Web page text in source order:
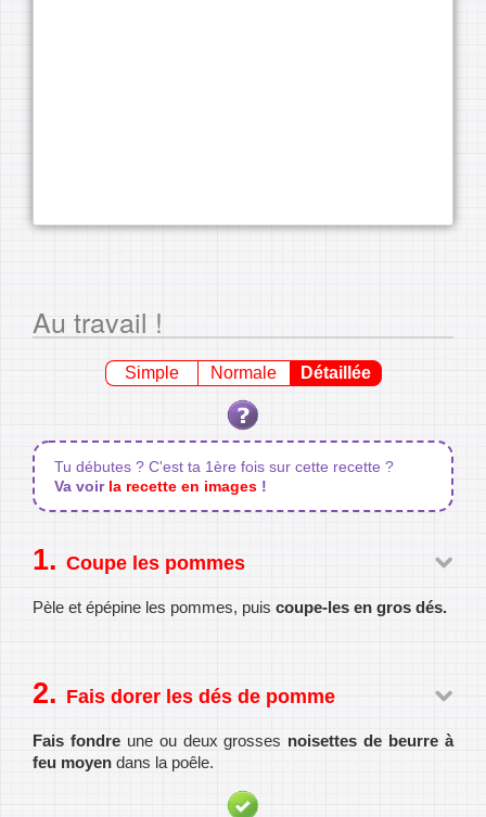
Au travail !
Simple Normale Détaillée
Tu débutes ? C'est ta 1ère fois sur cette recette ?
Va voir la recette en images !
Coupe les pommes
Pèle et épépine les pommes, puis coupe-les en gros dés.
Fais dorer les dés de pomme
Fais fondreune ou deux grosses noisettes de beurre à
feu moyen dans la poêle.